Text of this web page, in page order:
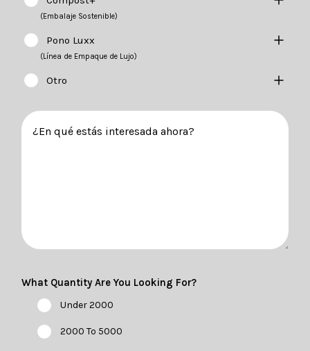
(Embalaje Sostenible)
Pono Luxx
(Línea de Empaque de Lujo)
Otro
What Quantity Are You Looking For?
Under 2000
2000 To 5000